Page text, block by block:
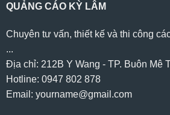
QUẢNG CÁO KỲ LÂM
Chuyên tư vấn, thiết kế và thi công
...
Địa chỉ: 212B Y Wang - TP. Buôn Mê
Hotline: 0947 802 878
Email: yourname@gmail.com